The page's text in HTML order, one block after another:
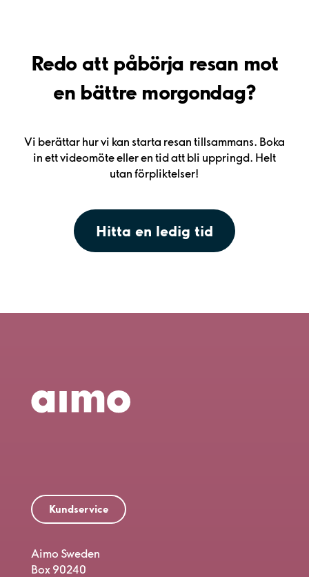
Redo att påbörja resan mot
en bättre morgondag?
Vi berättar hur vi kan starta resan tillsammans. Boka
in ett videomöte eller en tid att bli uppringd. Helt
utan förpliktelser!
Hitta en ledig tid
Kundservice
Aimo Sweden
Box 90240